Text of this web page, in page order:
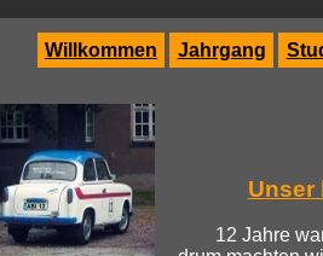
Willkommen Jahrgang
Unser
12 Jahre